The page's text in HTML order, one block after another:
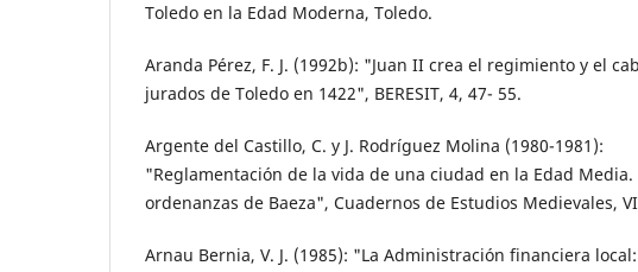
Toledo en la Edad Moderna, Toledo.
Aranda Pérez, F. J. (1992b): "Juan II crea el regimiento y el
jurados de Toledo en 1422", BERESIT, 4, 47- 55.
Argente del Castillo, C. y J. Rodríguez Molina (1980-1981):
"Reglamentación de la vida de una ciudad en la Edad Media.
ordenanzas de Baeza", Cuadernos de Estudios Medievales,
Arnau Bernia, V. J. (1985): "La Administración financiera local: